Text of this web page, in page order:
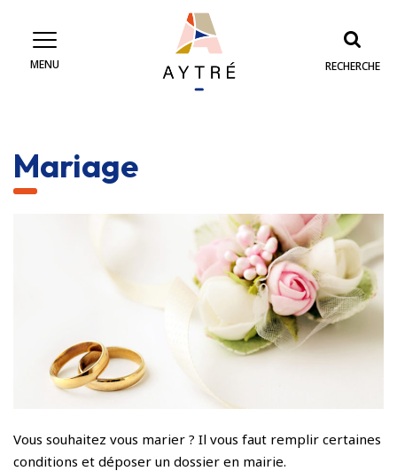
MENU RECHERCHE
Mariage
Vous souhaitez vous marier ? Il vous faut remplir certaines
conditions et déposer un dossier en mairie.